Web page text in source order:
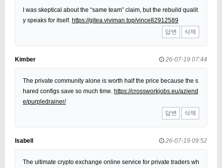
I was skeptical about the “same team” claim, but the rebuild qualit
y speaks for itself. https://gitea.viviman.top/vince82912589
답변
삭제
Kimber 26-07-19 07:44
The private community alone is worth half the price because the s
hared configs save so much time. https://crossworkjobs.eu/aziend
e/purpledrainer/
답변
삭제
Isabell 26-07-19 09:52
The ultimate crypto exchange online service for private traders wh